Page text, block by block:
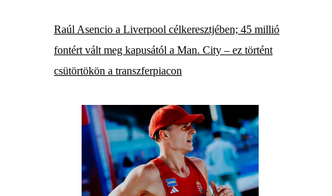
Raúl Asencio a Liverpool célkeresztjében; 45 millió
fontért vált meg kapusától a Man. City – ez történt
csütörtökön a transzferpiacon